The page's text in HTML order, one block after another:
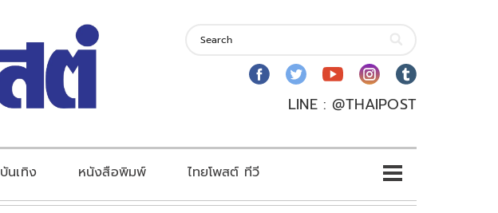
LINE : @THAIPOST
บันเทิง หนังสือพิมพ์ ไทยโพสต์ ทีวี